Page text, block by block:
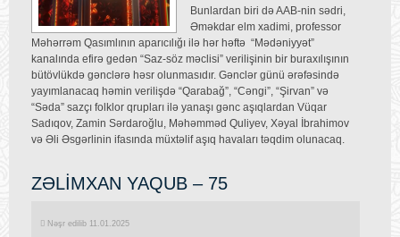
Bunlardan biri də AAB-nin sədri,
Əməkdar elm xadimi, professor
Məhərrəm Qasımlının aparıcılığı ilə hər həftə “Mədəniyyət”
kanalında efirə gedən “Saz-söz məclisi” verilişinin bir buraxılışının
bütövlükdə gənclərə həsr olunmasıdır. Gənclər günü ərəfəsində
yayımlanacaq həmin verilişdə “Qarabağ”, “Cəngi”, “Şirvan” və
“Səda” sazçı folklor qrupları ilə yanaşı gənc aşıqlardan Vüqar
Sadıqov, Zamin Sərdaroğlu, Məhəmməd Quliyev, Xəyal İbrahimov
və Əli Əsgərlinin ifasında müxtəlif aşıq havaları təqdim olunacaq.
ZƏLİMXAN YAQUB – 75
Nəşr edilib 11.01.2025